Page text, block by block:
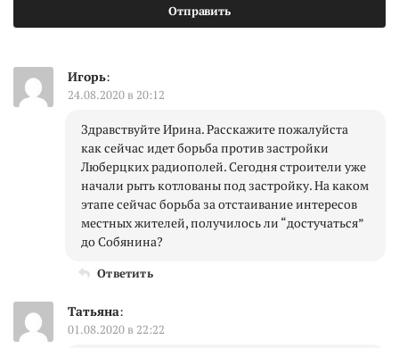
Игорь:
24.08.2020 в 20:12
Здравствуйте Ирина. Расскажите пожалуйста
как сейчас идет борьба против застройки
Люберцких радиополей. Сегодня строители уже
начали рыть котлованы под застройку. На каком
этапе сейчас борьба за отстаивание интересов
местных жителей, получилось ли “достучаться”
до Собянина?
Ответить
Татьяна:
01.08.2020 в 22:22